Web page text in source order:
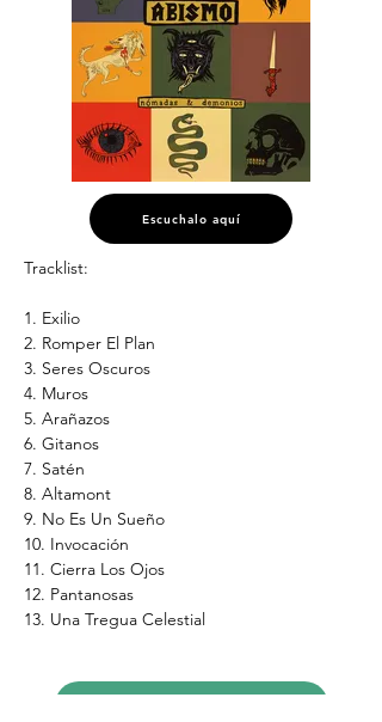
Escuchalo aquí
Tracklist:
1. Exilio
2. Romper El Plan
3. Seres Oscuros
4. Muros
5. Arañazos
6. Gitanos
7. Satén
8. Altamont
9. No Es Un Sueño
10. Invocación
11. Cierra Los Ojos
12. Pantanosas
13. Una Tregua Celestial